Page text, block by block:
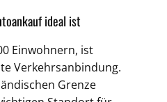
ideal ist
Einwohnern, ist
Verkehrsanbindung.
Grenze